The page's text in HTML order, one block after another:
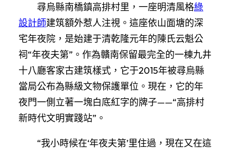
尋烏縣南橋鎮高排村里，一座明清風格綠
設計師建筑額外惹人注視。這座依山面塘的深
宅年夜院，是始建于清乾隆元年的陳氏云魁公
祠“年夜夫第”。作為贛南保留最完全的一棟九井
十八廳客家古建筑樣式，它于2015年被尋烏縣
當局公布為縣級文物保護單位。現在，它的年
夜門一側立著一塊白底紅字的牌子——“高排村
新時代文明實踐站”。
“我小時候在‘年夜夫第’里住過，現在又在這